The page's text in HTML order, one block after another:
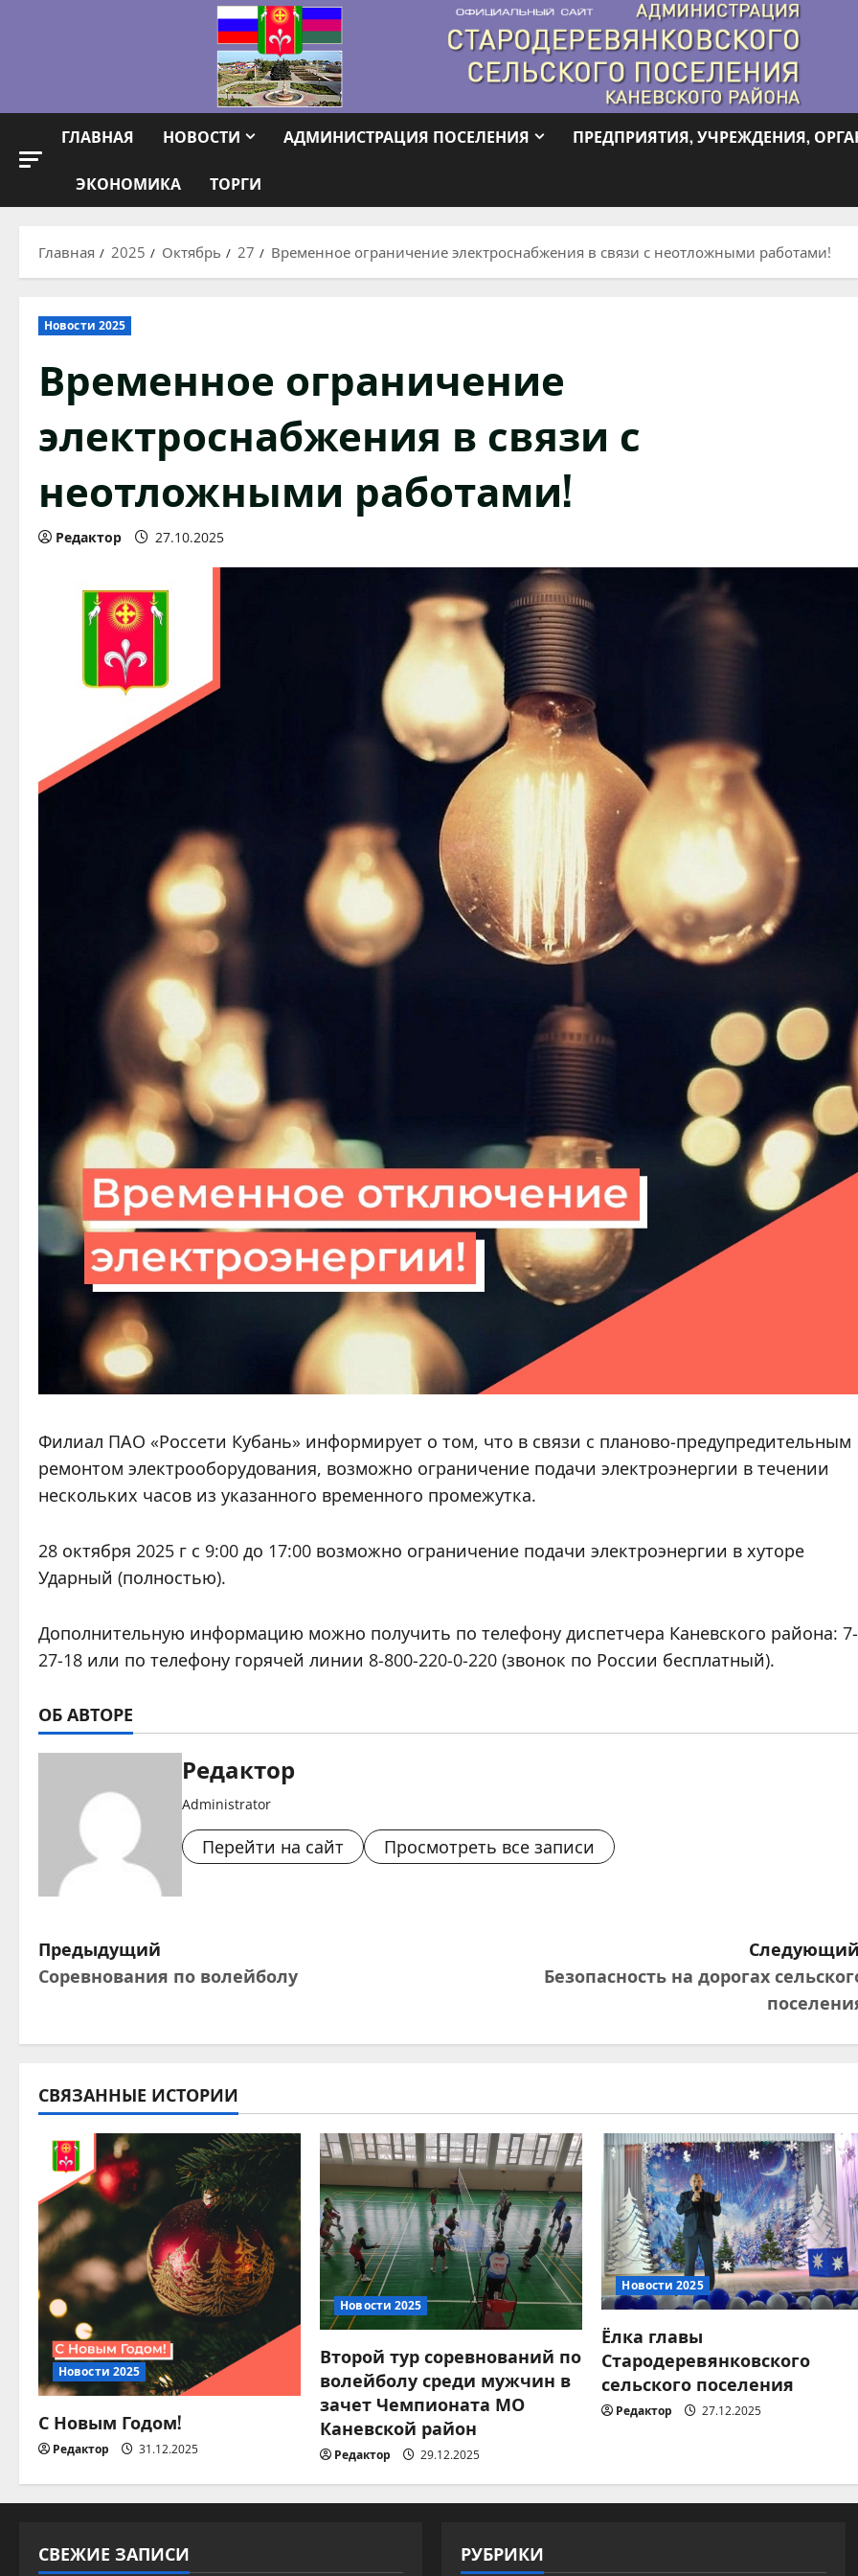
ГЛАВНАЯ НОВОСТИ АДМИНИСТРАЦИЯ ПОСЕЛЕНИЯ ПРЕДПРИЯТИЯ, УЧРЕЖДЕНИЯ,
ЭКОНОМИКА ТОРГИ
Главная 2025 Октябрь 27 Временное ограничение электроснабжения в связи с неотложными работами!
Новости 2025
Временное ограничение
электроснабжения в связи с
неотложными работами!
Редактор 27.10.2025
Филиал ПАО «Россети Кубань» информирует о том, что в связи с планово-предупредительным
ремонтом электрооборудования, возможно ограничение подачи электроэнергии в течении
нескольких часов из указанного временного промежутка.
28 октября 2025 г с 9:00 до 17:00 возможно ограничение подачи электроэнергии в хуторе
Ударный (полностью).
Дополнительную информацию можно получить по телефону диспетчера Каневского района: 7-
27-18 или по телефону горячей линии 8-800-220-0-220 (звонок по России бесплатный).
ОБ АВТОРЕ
Редактор
Administrator
Перейти на сайт Просмотреть все записи
Н
а
в
г
а
ц
и
я
п
о
з
а
п
и
с
Предыдущий
Соревнования по волейболу
Безопасность на дорогах
СВЯЗАННЫЕ ИСТОРИИ
Новости 2025
С Новым Годом!
Редактор 31.12.2025
Новости 2025
Второй тур соревнований по
волейболу среди мужчин в
зачет Чемпионата МО
Каневской район
Редактор 29.12.2025
Новости 2025
Ёлка главы
Стародеревянковского
сельского поселения
Редактор 27.12.2025
Памятка по
ответственному
обращению с
животными
07.08.2026
СВЕЖИЕ ЗАПИСИ РУБРИКИ